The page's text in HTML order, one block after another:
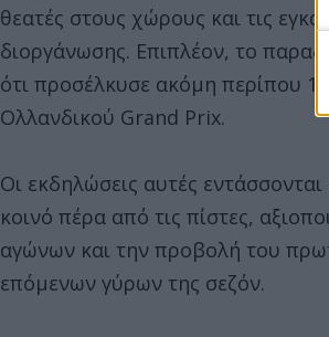
θεατές στους χώρους και τις
διοργάνωσης. Επιπλέον, το
ότι προσέλκυσε ακόμη περίπου
Ολλανδικού Grand Prix.
Οι εκδηλώσεις αυτές
κοινό πέρα από τις πίστες,
αγώνων και την προβολή του
επόμενων γύρων της σεζόν.